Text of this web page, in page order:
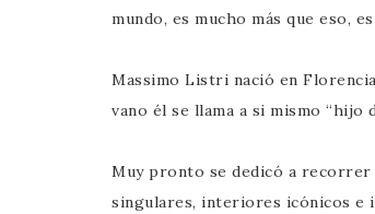
mundo, es mucho más que eso,
Massimo Listri nació en
vano él se llama a si mismo “hijo
Muy pronto se dedicó a recorrer
singulares, interiores icónicos e